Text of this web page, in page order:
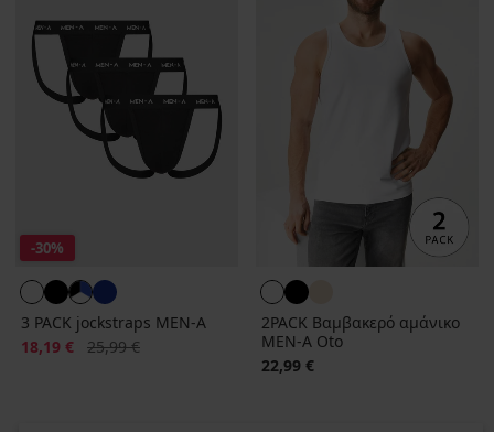
-30%
3 PACK jockstraps MEN-A
Έκπτωση
18,19 € Αρχική τιμή
25,99 €
2PACK Βαμβακερό αμάνικο
MEN-A Oto
22,99 €